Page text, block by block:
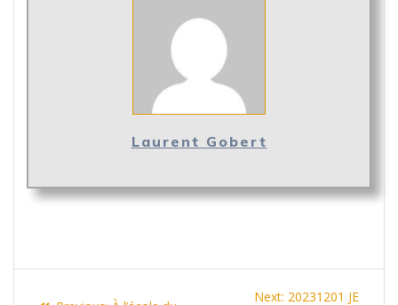
Laurent Gobert
Next: Next
20231201 JE